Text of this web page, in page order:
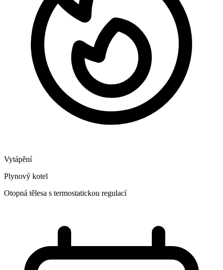
Vytápění
Plynový kotel
Otopná tělesa s termostatickou regulací